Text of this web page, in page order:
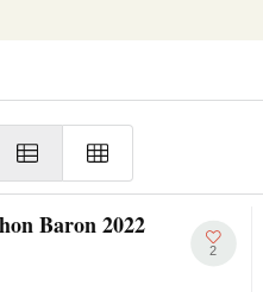
Baron 2022
2